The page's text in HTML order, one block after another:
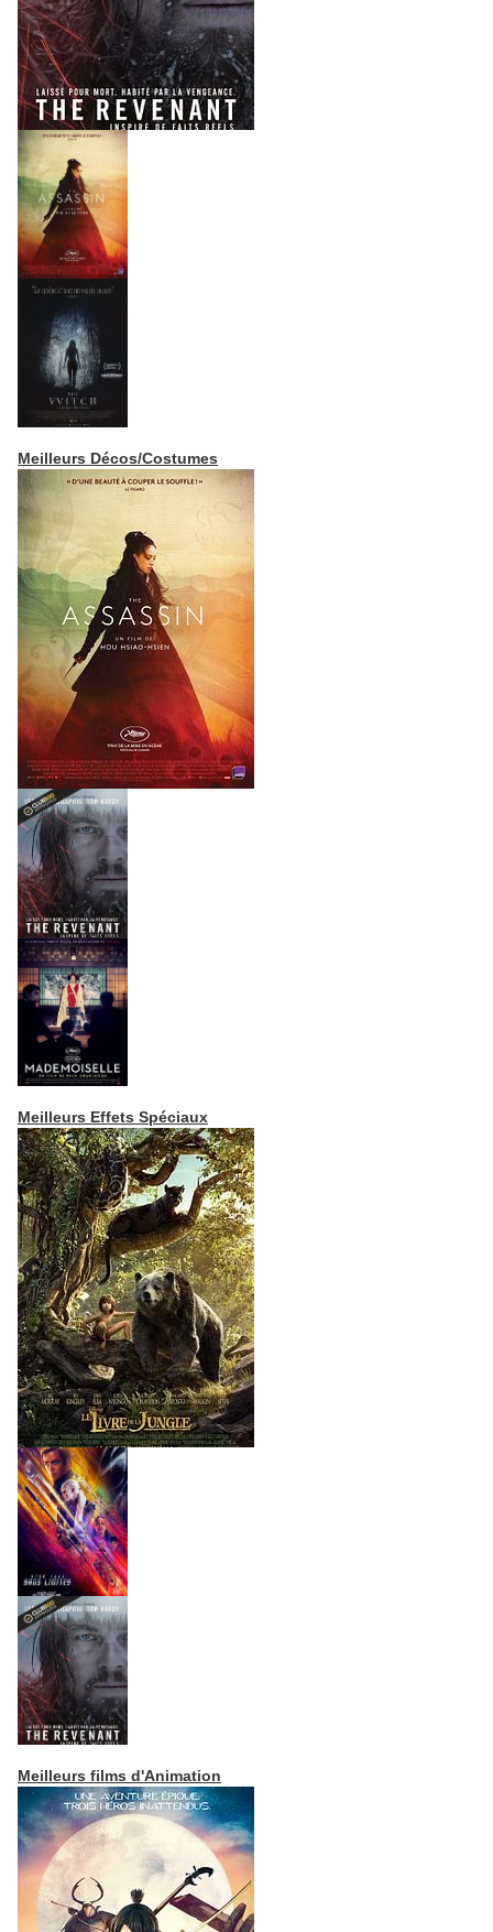
Meilleurs Décos/Costumes
Meilleurs Effets Spéciaux
Meilleurs films d'Animation